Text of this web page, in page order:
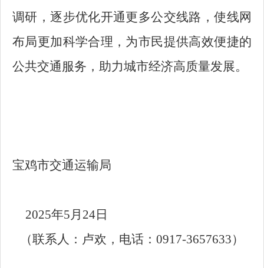
调研，逐步优化开通更多公交线路，使线网
布局更加科学合理，为市民提供高效便捷的
公共交通服务，助力城市经济高质量发展。
宝鸡市交通运输局
2025年5月24日
（联系人：卢欢，电话：0917-3657633）